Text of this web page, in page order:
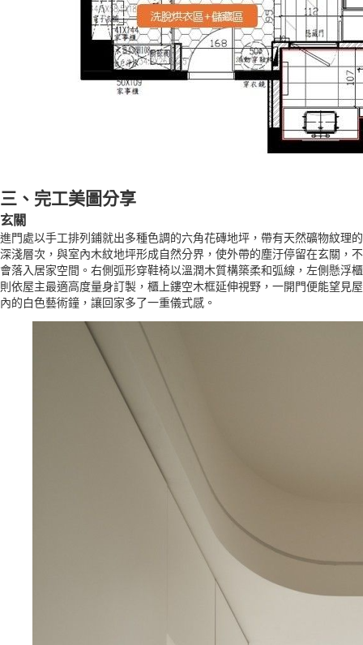
三、完工美圖分享
玄關
進門處以手工排列鋪就出多種色調的六角花磚地坪，帶有天然礦物紋理的
深淺層次，與室內木紋地坪形成自然分界，使外帶的塵汙停留在玄關，不
會落入居家空間。右側弧形穿鞋椅以溫潤木質構築柔和弧線，左側懸浮櫃
則依屋主最適高度量身訂製，櫃上鏤空木框延伸視野，一開門便能望見屋
內的白色藝術鐘，讓回家多了一重儀式感。